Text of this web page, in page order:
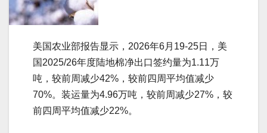
美国农业部报告显示，2026年6月19-25日，美
国2025/26年度陆地棉净出口签约量为1.11万
吨，较前周减少42%，较前四周平均值减少
70%。装运量为4.96万吨，较前周减少27%，较
前四周平均值减少22%。